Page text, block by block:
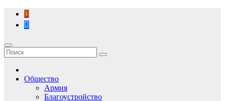
Перейти
содержимому
Общество
Армия
Благоустройство